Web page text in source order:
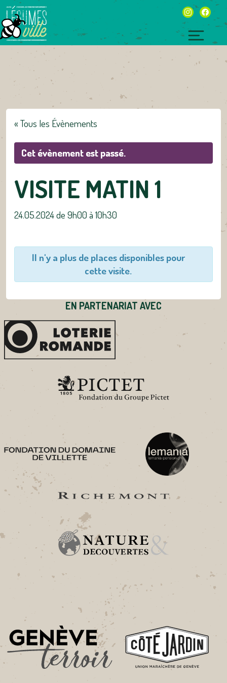
Skip
to
content
instagram
« Tous les Évènements
Cet évènement est passé.
VISITE MATIN 1
24.05.2024 de 9h00 à 10h30
Il n'y a plus de places disponibles pour
cette visite.
EN PARTENARIAT AVEC